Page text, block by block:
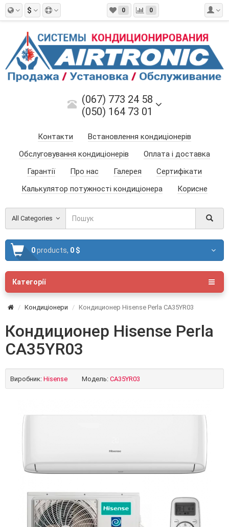
$ 0 0
(067) 773 24 58
(050) 164 73 01
Контакти
Встановлення кондиціонерів
Обслуговування кондиціонерів
Оплата і доставка
Гарантії
Про нас Галерея
Сертифікати
Калькулятор потужності кондиціонера
Корисне
All Categories
0products, 0 $
Категорії
Кондиціонери Кондиционер Hisense Perla CA35YR03
Кондиционер Hisense Perla
CA35YR03
Виробник: Hisense Модель: CA35YR03